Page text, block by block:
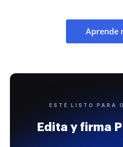
Aprende
ESTÉ LISTO PARA
Edita y firma